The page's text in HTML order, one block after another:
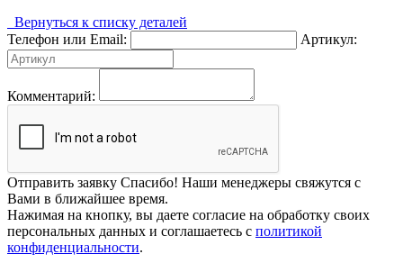
Вернуться к списку деталей
Телефон или Email:
Артикул:
Комментарий:
Отправить заявку Спасибо! Наши менеджеры свяжутся с
Вами в ближайшее время.
Нажимая на кнопку, вы даете согласие на обработку своих
персональных данных и соглашаетесь с политикой
конфиденциальности.